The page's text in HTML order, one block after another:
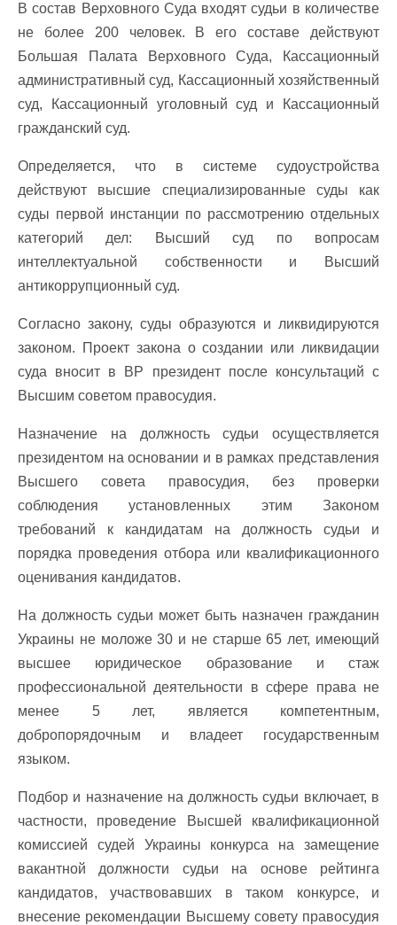
В состав Верховного Суда входят судьи в количестве
не более 200 человек. В его составе действуют
Большая Палата Верховного Суда, Кассационный
административный суд, Кассационный хозяйственный
суд, Кассационный уголовный суд и Кассационный
гражданский суд.
Определяется, что в системе судоустройства
действуют высшие специализированные суды как
суды первой инстанции по рассмотрению отдельных
категорий дел: Высший суд по вопросам
интеллектуальной собственности и Высший
антикоррупционный суд.
Согласно закону, суды образуются и ликвидируются
законом. Проект закона о создании или ликвидации
суда вносит в ВР президент после консультаций с
Высшим советом правосудия.
Назначение на должность судьи осуществляется
президентом на основании и в рамках представления
Высшего совета правосудия, без проверки
соблюдения установленных этим Законом
требований к кандидатам на должность судьи и
порядка проведения отбора или квалификационного
оценивания кандидатов.
На должность судьи может быть назначен гражданин
Украины не моложе 30 и не старше 65 лет, имеющий
высшее юридическое образование и стаж
профессиональной деятельности в сфере права не
менее 5 лет, является компетентным,
добропорядочным и владеет государственным
языком.
Подбор и назначение на должность судьи включает, в
частности, проведение Высшей квалификационной
комиссией судей Украины конкурса на замещение
вакантной должности судьи на основе рейтинга
кандидатов, участвовавших в таком конкурсе, и
внесение рекомендации Высшему совету правосудия